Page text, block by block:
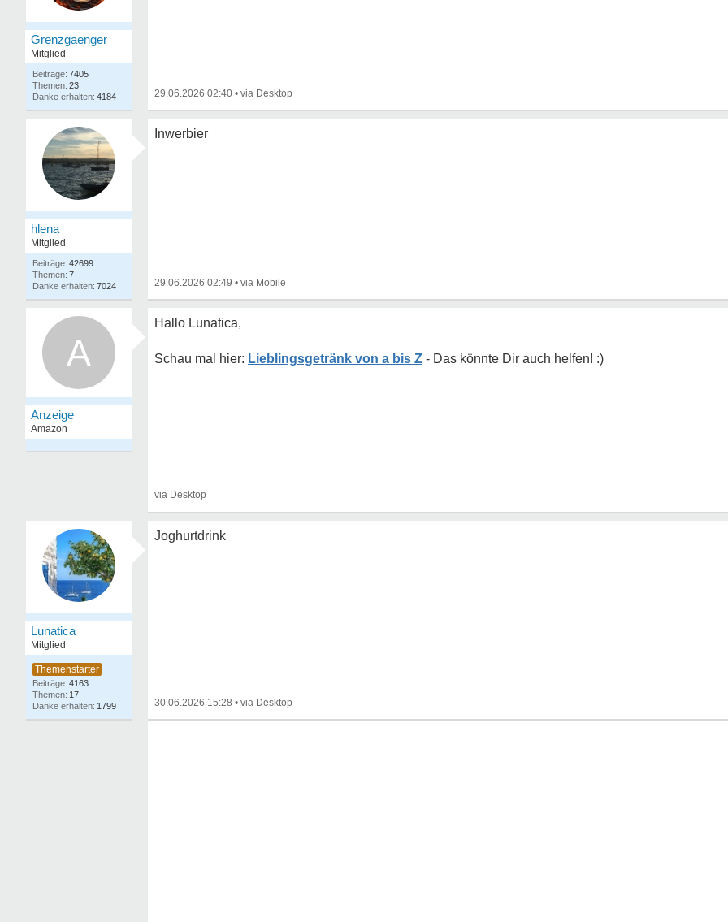
Grenzgaenger
Mitglied
7405
23
4184
29.06.2026 02:40 •
hlena
Mitglied
42699
7
7024
Inwerbier
29.06.2026 02:49 •
A
Hallo Lunatica,
Lieblingsgetränk von a bis Z
Lunatica
Mitglied
4163
17
1799
Joghurtdrink
30.06.2026 15:28 •